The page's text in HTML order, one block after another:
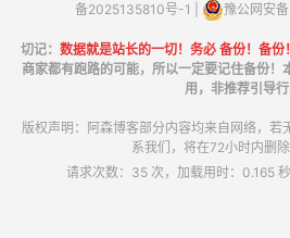
备2025135810号-1
豫公网安
切记： 数据就是站长的一切！务必 备份！备份
商家都有跑路的可能，所以一定要记住备份！
用，非推荐引导
版权声明：阿森博客部分内容均来自网络，若
系我们，将在72小时内删除
请求次数：35 次，加载用时：0.165